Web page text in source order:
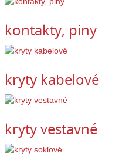
kontakty, piny
kryty kabelové
kryty vestavné